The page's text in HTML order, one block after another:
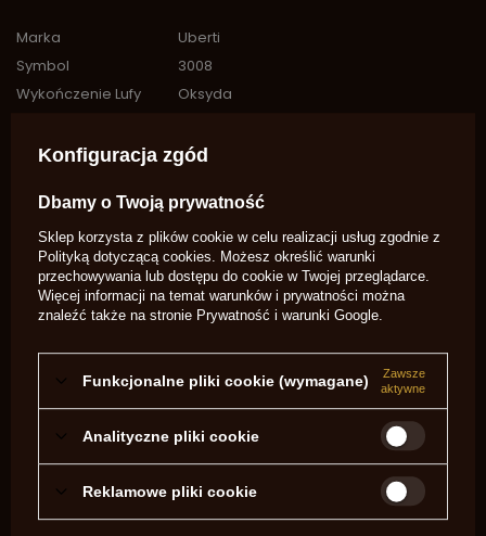
Marka
Uberti
Symbol
3008
Wykończenie Lufy
Oksyda
Przyśpiesznik
Nie
Lufa
Gwintowana
Kaliber Więcej
45LC
Typ
Powtarzalna
Typ zapłonu
centralny zapłon
Ładowania
Profil Lufy
oktagonalna
Zezwolenie na
Tak
Potrzebujesz pomocy? Masz pytania?
Zadaj pytanie a my odpowiemy
odpowiedzi publikując dla innych.
Zadaj pytanie
Konfiguracja zgód
Dbamy o Twoją prywatność
Sklep korzysta z plików cookie w celu realizacji usług zgodnie z
Polityką dotyczącą cookies . Możesz określić warunki
przechowywania lub dostępu do cookie w Twojej przeglądarce.
Więcej informacji na temat warunków i prywatności można
znaleźć także na stronie Prywatność i warunki Google
Funkcjonalne pliki cookie (wymagane)
Zawsze
aktywne
Analityczne pliki cookie
Reklamowe pliki cookie